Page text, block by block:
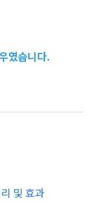
였습니다.
및 효과